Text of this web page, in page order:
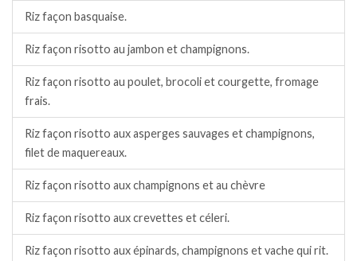
Riz façon basquaise.
Riz façon risotto au jambon et champignons.
Riz façon risotto au poulet, brocoli et courgette, fromage
frais.
Riz façon risotto aux asperges sauvages et champignons,
filet de maquereaux.
Riz façon risotto aux champignons et au chèvre
Riz façon risotto aux crevettes et céleri.
Riz façon risotto aux épinards, champignons et vache qui rit.